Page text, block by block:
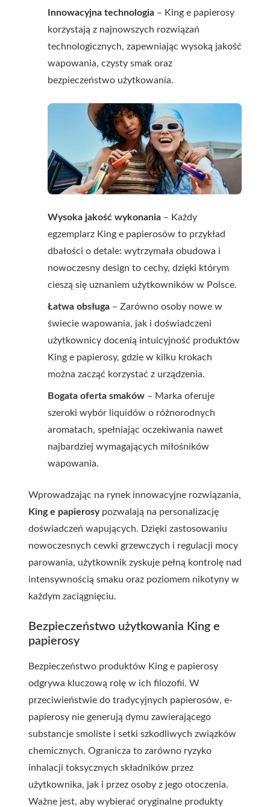
Innowacyjna technologia – King e papierosy
korzystają z najnowszych rozwiązań
technologicznych, zapewniając wysoką jakość
wapowania, czysty smak oraz
bezpieczeństwo użytkowania.
Wysoka jakość wykonania – Każdy
egzemplarz King e papierosów to przykład
dbałości o detale: wytrzymała obudowa i
nowoczesny design to cechy, dzięki którym
cieszą się uznaniem użytkowników w Polsce.
Łatwa obsługa – Zarówno osoby nowe w
świecie wapowania, jak i doświadczeni
użytkownicy docenią intuicyjność produktów
King e papierosy, gdzie w kilku krokach
można zacząć korzystać z urządzenia.
Bogata oferta smaków – Marka oferuje
szeroki wybór liquidów o różnorodnych
aromatach, spełniając oczekiwania nawet
najbardziej wymagających miłośników
wapowania.
Wprowadzając na rynek innowacyjne rozwiązania,
King e papierosypozwalają na personalizację
doświadczeń wapujących. Dzięki zastosowaniu
nowoczesnych cewki grzewczych i regulacji mocy
parowania, użytkownik zyskuje pełną kontrolę nad
intensywnością smaku oraz poziomem nikotyny w
każdym zaciągnięciu.
Bezpieczeństwo użytkowania King e
papierosy
Bezpieczeństwo produktów King e papierosy
odgrywa kluczową rolę w ich filozofii. W
przeciwieństwie do tradycyjnych papierosów, e-
papierosy nie generują dymu zawierającego
substancje smoliste i setki szkodliwych związków
chemicznych. Ogranicza to zarówno ryzyko
inhalacji toksycznych składników przez
użytkownika, jak i przez osoby z jego otoczenia.
Ważne jest, aby wybierać oryginalne produkty